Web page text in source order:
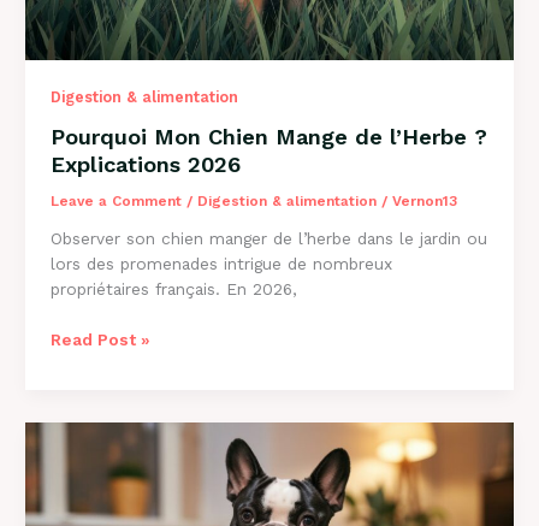
Digestion & alimentation
Pourquoi Mon Chien Mange de l’Herbe ?
Explications 2026
Leave a Comment / Digestion & alimentation/ Vernon13
Observer son chien manger de l’herbe dans le jardin ou
lors des promenades intrigue de nombreux
propriétaires français. En 2026,
Pourquoi
l’Herbe
Explications
Read Post »